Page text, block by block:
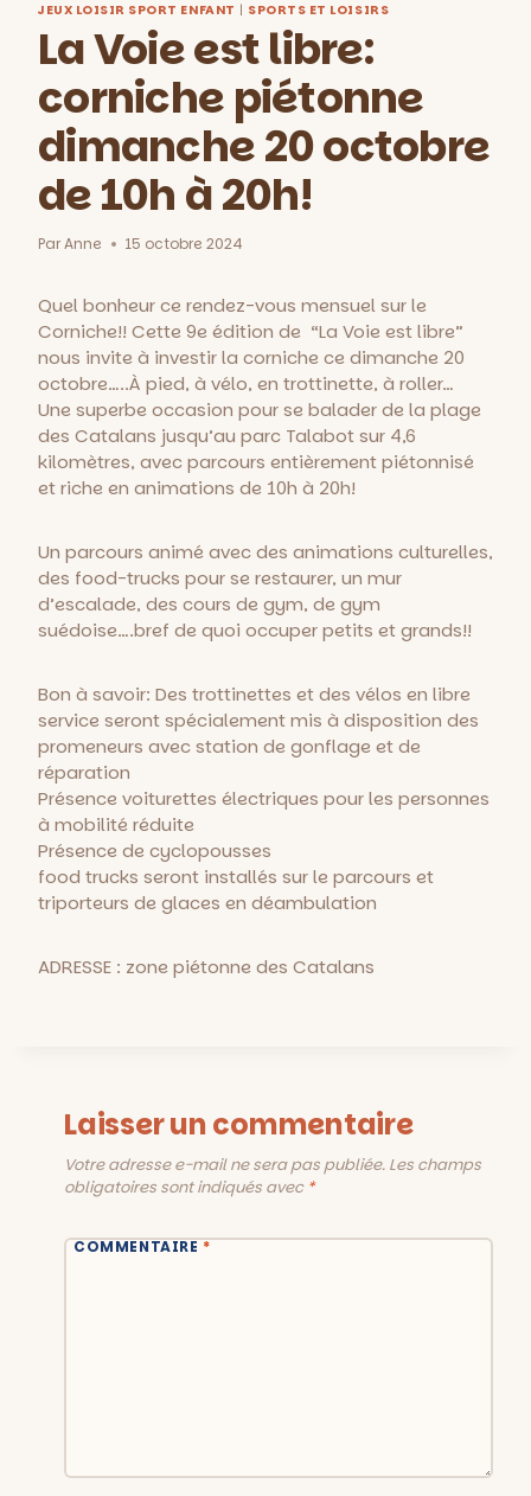
JEUX LOISIR SPORT ENFANT | SPORTS ET LOISIRS
La Voie est libre:
corniche piétonne
dimanche 20 octobre
de 10h à 20h!
ParAnne 15 octobre 2024
Quel bonheur ce rendez-vous mensuel sur le
Corniche!! Cette 9e édition de “La Voie est libre”
nous invite à investir la corniche ce dimanche 20
octobre…..À pied, à vélo, en trottinette, à roller…
Une superbe occasion pour se balader de la plage
des Catalans jusqu’au parc Talabot sur 4,6
kilomètres, avec parcours entièrement piétonnisé
et riche en animations de 10h à 20h!
Un parcours animé avec des animations culturelles,
des food-trucks pour se restaurer, un mur
d’escalade, des cours de gym, de gym
suédoise….bref de quoi occuper petits et grands!!
Bon à savoir: Des trottinettes et des vélos en libre
service seront spécialement mis à disposition des
promeneurs avec station de gonflage et de
réparation
Présence voiturettes électriques pour les personnes
à mobilité réduite
Présence de cyclopousses
food trucks seront installés sur le parcours et
triporteurs de glaces en déambulation
ADRESSE : zone piétonne des Catalans
Laisser un commentaire
Votre adresse e-mail ne sera pas publiée. Les champs
obligatoires sont indiqués avec *
COMMENTAIRE*